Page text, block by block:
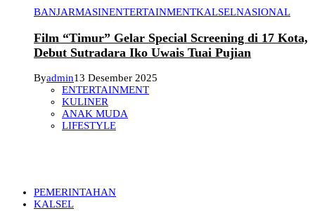
BANJARMASINENTERTAINMENTKALSELNASIONAL
Film “Timur” Gelar Special Screening di 17 Kota,
Debut Sutradara Iko Uwais Tuai Pujian
Byadmin13 Desember 2025
ENTERTAINMENT
KULINER
ANAK MUDA
LIFESTYLE
PEMERINTAHAN
KALSEL